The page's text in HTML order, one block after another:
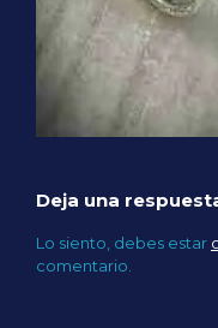
Deja una
Lo siento, debes estar
comentario.